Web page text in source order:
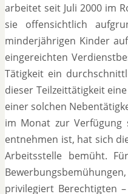
arbeitet seit Juli 2000 im
sie offensichtlich
minderjährigen Kinder
eingereichten
Tätigkeit ein
dieser Teilzeittätigkeit
einer solchen
im Monat zur Verfügung
entnehmen ist, hat sich
Arbeitsstelle bemüht.
privilegiert Berechtigten